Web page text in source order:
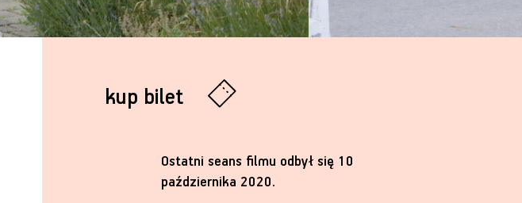
kup bilet
Ostatni seans filmu odbył się 10
października 2020.